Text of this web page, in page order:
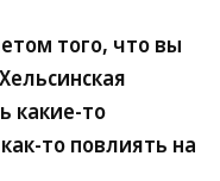
того, что вы
какие-то
то повлиять на